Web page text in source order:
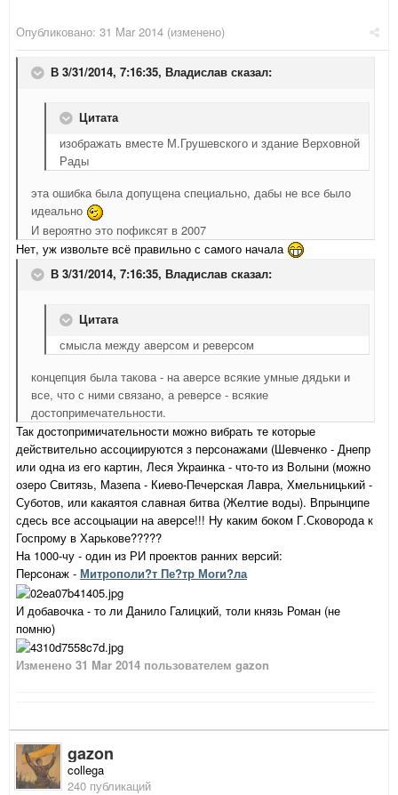
Опубликовано: 31 Mar 2014 (изменено)
В 3/31/2014, 7:16:35, Владислав сказал:
Цитата
изображать вместе М.Грушевского и здание Верховной
Рады
эта ошибка была допущена специально, дабы не все было
идеально
И вероятно это пофиксят в 2007
Нет, уж извольте всё правильно с самого начала
В 3/31/2014, 7:16:35, Владислав сказал:
Цитата
смысла между аверсом и реверсом
концепция была такова - на аверсе всякие умные дядьки и
все, что с ними связано, а реверсе - всякие
достопримечательности.
Так достопримичательности можно вибрать те которые
действительно ассоциируются з персонажами (Шевченко - Днепр
или одна из его картин, Леся Украинка - что-то из Волыни (можно
озеро Свитязь, Мазепа - Киево-Печерская Лавра, Хмельницький -
Суботов, или какаятоя славная битва (Желтие воды). Впрынципе
сдесь все ассоцыации на аверсе!!! Ну каким боком Г.Сковорода к
Госпрому в Харькове?????
На 1000-чу - один из РИ проектов ранних версий:
Персонаж - Митрополи?т Пе?тр Моги?ла
И добавочка - то ли Данило Галицкий, толи князь Роман (не
помню)
Изменено 31 Mar 2014 пользователем gazon
gazon
collega
240 публикаций